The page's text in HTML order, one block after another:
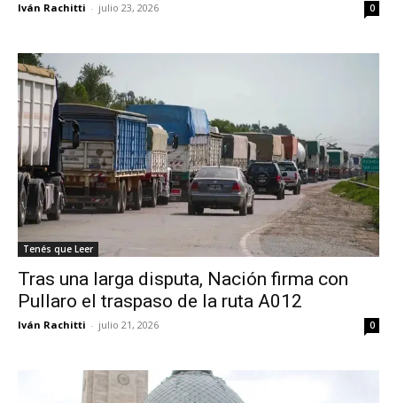
Iván Rachitti - julio 23, 2026 0
Tenés que Leer
Tras una larga disputa, Nación firma con
Pullaro el traspaso de la ruta A012
Iván Rachitti - julio 21, 2026 0